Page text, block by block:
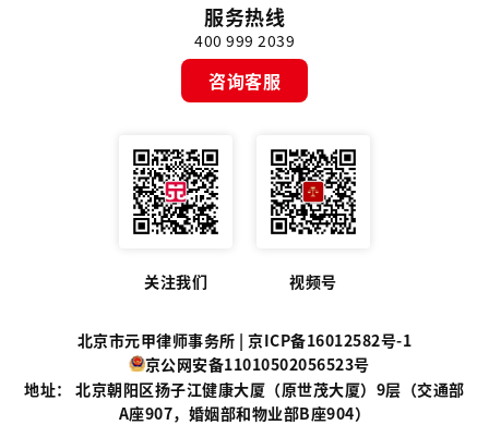
服务热线
400 999 2039
咨询客服
关注我们 视频号
北京市元甲律师事务所 |京ICP备16012582号-1
京公网安备11010502056523号
地址： 北京朝阳区扬子江健康大厦（原世茂大厦）9层（交通部
A座907，婚姻部和物业部B座904）